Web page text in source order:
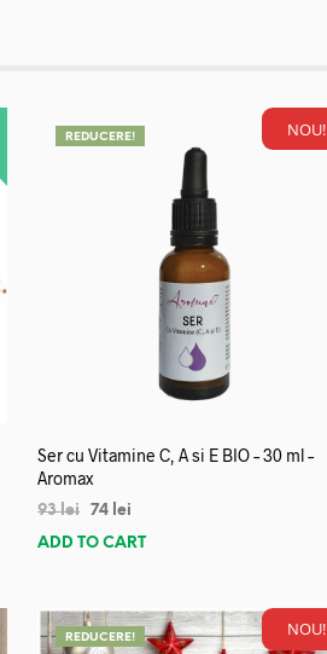
NOU!
REDUCERE!
Ser cu Vitamine C, A si E BIO – 30 ml –
Aromax
93lei 74 lei
ADD TO CART
NOU!
REDUCERE!